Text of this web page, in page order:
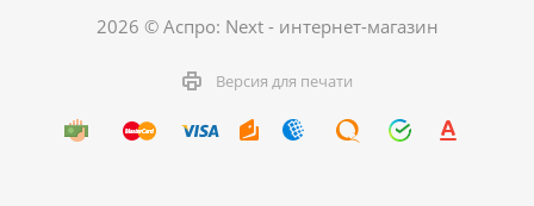
2026 © Аспро: Next - интернет-магазин
Версия для печати